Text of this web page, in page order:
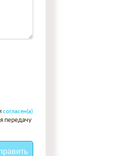
согласен(а)
передачу